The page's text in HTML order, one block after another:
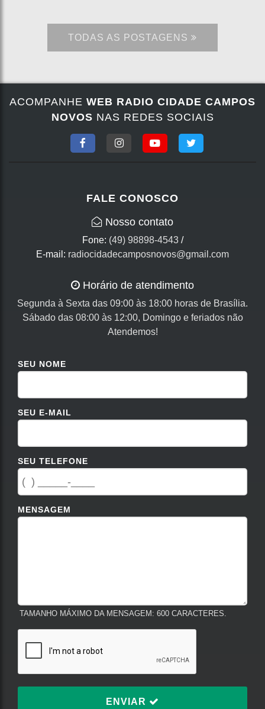
TODAS AS POSTAGENS
ACOMPANHE WEB RADIO CIDADE CAMPOS
NOVOS NAS REDES SOCIAIS
FALE CONOSCO
Nosso contato
Fone: (49) 98898-4543/
E-mail: radiocidadecamposnovos@gmail.com
Horário de atendimento
Segunda à Sexta das 09:00 às 18:00 horas de Brasília.
Sábado das 08:00 às 12:00, Domingo e feriados não
Atendemos!
SEU NOME
SEU E-MAIL
SEU TELEFONE
MENSAGEM
TAMANHO MÁXIMO DA MENSAGEM: 600 CARACTERES.
ENVIAR